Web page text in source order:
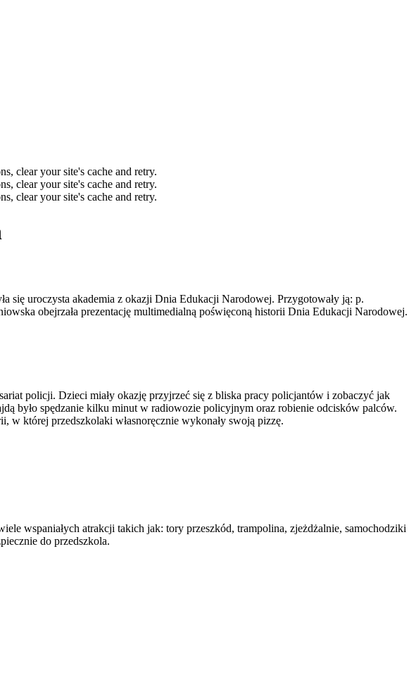
clear your site's cache and retry.
clear your site's cache and retry.
clear your site's cache and retry.
uroczysta akademia z okazji Dnia Edukacji Narodowej. Przygotowały ją: p.
obejrzała prezentację multimedialną poświęconą historii Dnia Edukacji Narodowej.
policji. Dzieci miały okazję przyjrzeć się z bliska pracy policjantów i zobaczyć jak
było spędzanie kilku minut w radiowozie policyjnym oraz robienie odcisków palców.
w której przedszkolaki własnoręcznie wykonały swoją pizzę.
wspaniałych atrakcji takich jak: tory przeszkód, trampolina, zjeżdżalnie, samochodziki
do przedszkola.